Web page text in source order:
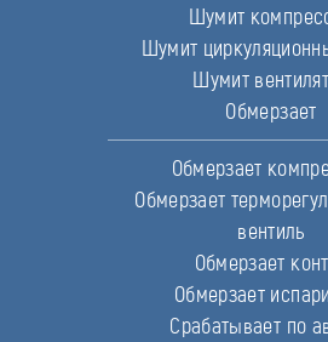
Шумит
Шумит
Шумит
Обмерзает
Обмерзает
Обмерзает
вентиль
Обмерзает
Обмерзает
Срабатывает по